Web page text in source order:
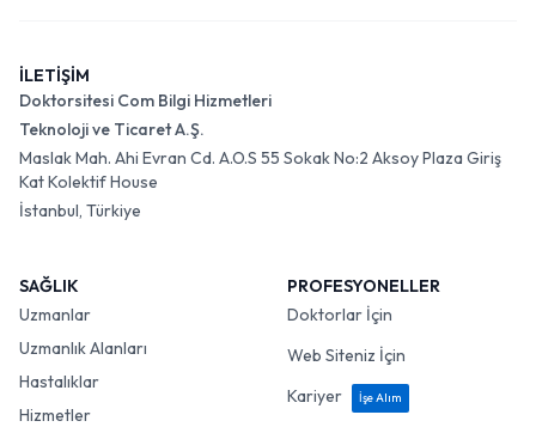
İLETİŞİM
Doktorsitesi Com Bilgi Hizmetleri
Teknoloji ve Ticaret A.Ş.
Maslak Mah. Ahi Evran Cd. A.O.S 55 Sokak No:2 Aksoy Plaza Giriş
Kat Kolektif House
İstanbul, Türkiye
SAĞLIK
Uzmanlar
Uzmanlık Alanları
Hastalıklar
Hizmetler
PROFESYONELLER
Doktorlar İçin
Web Siteniz İçin
Kariyer
İşe Alım